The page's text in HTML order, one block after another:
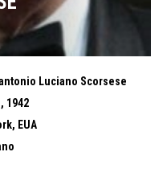
Luciano Scorsese
, 1942
EUA